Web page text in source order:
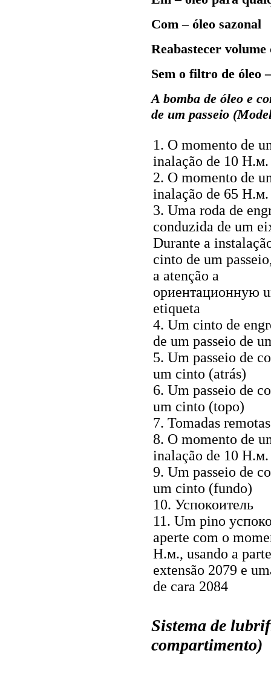
Com – óleo sazonal
Reabastecer
Sem o filtro de óleo
A bomba de óleo e
de um passeio
1. O momento de
inalação de 10 Н.м.
2. O momento de
inalação de 65 Н.м.
3. Uma roda de
conduzida de um
Durante a
cinto de um
a atenção a
ориентационную
etiqueta
4. Um cinto de
de um passeio de
5. Um passeio de
um cinto (atrás)
6. Um passeio de
um cinto (topo)
7. Tomadas remotas
8. O momento de
inalação de 10 Н.м.
9. Um passeio de
um cinto (fundo)
10. Успокоитель
11. Um pino
aperte com o
Н.м., usando a
extensão 2079 e
de cara 2084
Sistema de
compartimento)